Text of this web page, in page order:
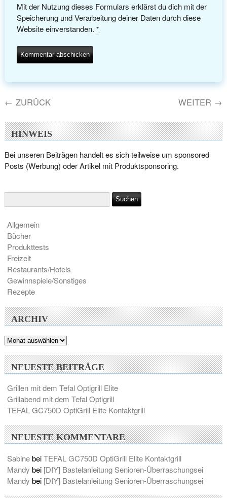
Mit der Nutzung dieses Formulars erklärst du dich mit der
Speicherung und Verarbeitung deiner Daten durch diese
Website einverstanden. *
← ZURÜCK WEITER →
HINWEIS
Bei unseren Beiträgen handelt es sich teilweise um sponsored
Posts (Werbung) oder Artikel mit Produktsponsoring.
Allgemein
Bücher
Produkttests
Freizeit
Restaurants/Hotels
Gewinnspiele/Sonstiges
Rezepte
ARCHIV
Archiv
NEUESTE BEITRÄGE
Grillen mit dem Tefal Optigrill Elite
Grillabend mit dem Tefal Optigrill
TEFAL GC750D OptiGrill Elite Kontaktgrill
NEUESTE KOMMENTARE
SabinebeiTEFAL GC750D OptiGrill Elite Kontaktgrill
Mandy bei [DIY] Bastelanleitung Senioren-Überraschungsei
Mandy bei [DIY] Bastelanleitung Senioren-Überraschungsei